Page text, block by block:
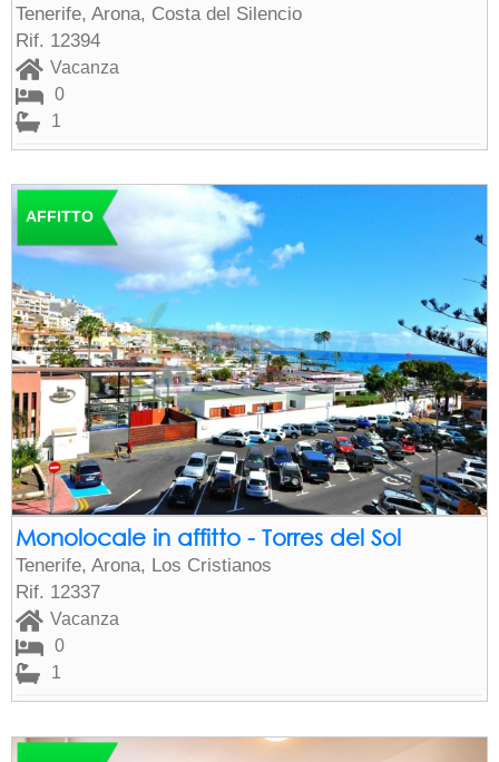
Tenerife, Arona, Costa del Silencio
Rif. 12394
Vacanza
0
1
AFFITTO
Monolocale in affitto - Torres del Sol
Tenerife, Arona, Los Cristianos
Rif. 12337
Vacanza
0
1